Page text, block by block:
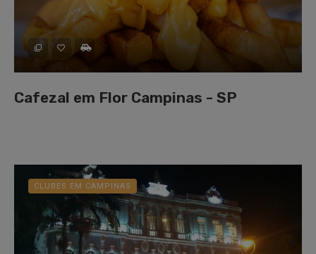
Cafezal em Flor Campinas - SP
CLUBES EM CAMPINAS